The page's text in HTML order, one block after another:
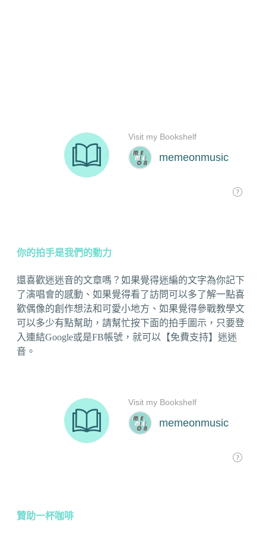
你的拍手是我們的動力
還喜歡迷迷音的文章嗎？如果覺得迷編的文字為你記下
了演唱會的感動、如果覺得看了訪問可以多了解一點喜
歡偶像的創作想法和可愛小地方、如果覺得參戰教學文
可以多少有點幫助，請幫忙按下面的拍手圖示，只要登
入連結Google或是FB帳號，就可以【免費支持】迷迷
音。
贊助一杯咖啡